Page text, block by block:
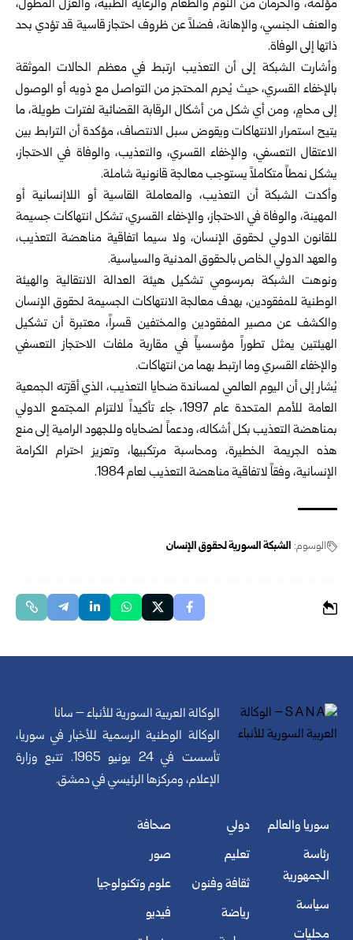
مؤلمة، والحرمان ‏من النوم والطعام والرعاية الطبية، والعزل المطول،
والعنف الجنسي، ‏والإهانة، فضلاً عن ظروف احتجاز قاسية قد تؤدي بحد
ذاتها إلى الوفاة.‏
وأشارت الشبكة إلى أن التعذيب ارتبط في معظم الحالات الموثقة
بالإخفاء ‏القسري، حيث يُحرم المحتجز من التواصل مع ذويه أو الوصول
إلى محامٍ، ‏ومن أي شكل من أشكال الرقابة القضائية لفترات طويلة، ما
يتيح استمرار ‏الانتهاكات ويقوض سبل الانتصاف، مؤكدة أن الترابط بين
الاعتقال ‏التعسفي، والإخفاء القسري، والتعذيب، والوفاة في الاحتجاز،
يشكل نمطاً ‏متكاملاً يستوجب معالجة قانونية شاملة.‏
وأكدت الشبكة أن التعذيب، والمعاملة القاسية أو اللاإنسانية أو
المهينة، والوفاة ‏في الاحتجاز، والإخفاء القسري، تشكل انتهاكات جسيمة
للقانون الدولي ‏لحقوق الإنسان، ولا سيما اتفاقية مناهضة التعذيب،
والعهد الدولي الخاص ‏بالحقوق المدنية والسياسية.‏
ونوهت الشبكة بمرسومي تشكيل هيئة العدالة الانتقالية والهيئة
الوطنية للمفقودين، بهدف معالجة ‏الانتهاكات الجسيمة لحقوق الإنسان
والكشف عن مصير المفقودين والمختفين ‏قسراً، معتبرة أن تشكيل
الهيئتين يمثل تطوراً مؤسسياً في مقاربة ملفات ‏الاحتجاز التعسفي
والإخفاء القسري وما ارتبط بهما من انتهاكات.‏
يُشار إلى أن اليوم العالمي لمساندة ضحايا التعذيب، الذي أقرّته الجمعية
‏العامة للأمم المتحدة عام 1997، جاء تأكيداً لالتزام المجتمع الدولي
بمناهضة ‏التعذيب بكل أشكاله، ودعماً لضحاياه وللجهود الرامية إلى منع
هذه الجريمة ‏الخطيرة، ومحاسبة مرتكبيها، وتعزيز احترام الكرامة
الإنسانية، وفقاً لاتفاقية ‏مناهضة التعذيب لعام 1984.‏
الوسوم: الشبكة السورية لحقوق الإنسان
الوكالة العربية السورية للأنباء – سانا
الوكالة الوطنية الرسمية للأخبار في سوريا،
تأسست في 24 يونيو 1965. تتبع وزارة
الإعلام، ومركزها الرئيسي في دمشق.
سوريا والعالم
رئاسة
الجمهورية
سياسة
محليات
دولي
تعليم
ثقافة وفنون
رياضة
صحافة
صور
علوم وتكنولوجيا
فيديو